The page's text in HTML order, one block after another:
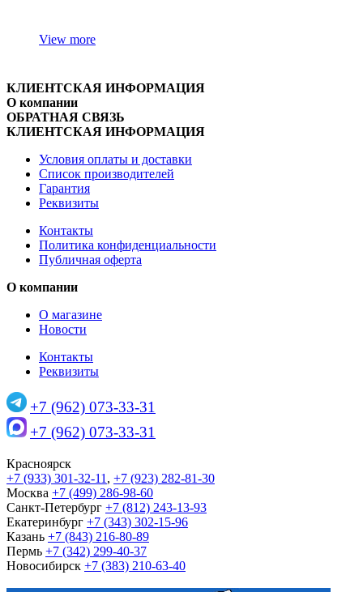
View more
КЛИЕНТСКАЯ ИНФОРМАЦИЯ
О компании
ОБРАТНАЯ СВЯЗЬ
КЛИЕНТСКАЯ ИНФОРМАЦИЯ
Условия оплаты и доставки
Список производителей
Гарантия
Реквизиты
Контакты
Политика конфиденциальности
Публичная оферта
О компании
О магазине
Новости
Контакты
Реквизиты
+7 (962) 073-33-31
+7 (962) 073-33-31
Красноярск
+7 (933) 301-32-11 , +7 (923) 282-81-30
Москва +7 (499) 286-98-60
Санкт-Петербург +7 (812) 243-13-93
Екатеринбург +7 (343) 302-15-96
Казань +7 (843) 216-80-89
Пермь +7 (342) 299-40-37
Новосибирск +7 (383) 210-63-40